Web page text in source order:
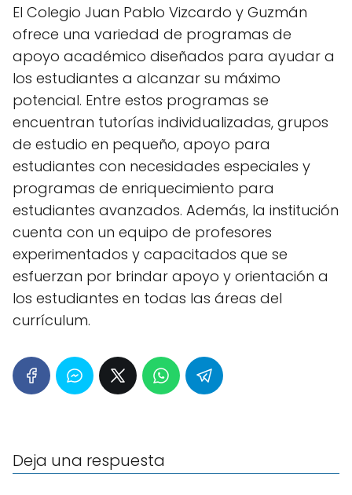
El Colegio Juan Pablo Vizcardo y Guzmán
ofrece una variedad de programas de
apoyo académico diseñados para ayudar a
los estudiantes a alcanzar su máximo
potencial. Entre estos programas se
encuentran tutorías individualizadas, grupos
de estudio en pequeño, apoyo para
estudiantes con necesidades especiales y
programas de enriquecimiento para
estudiantes avanzados. Además, la institución
cuenta con un equipo de profesores
experimentados y capacitados que se
esfuerzan por brindar apoyo y orientación a
los estudiantes en todas las áreas del
currículum.
Deja una respuesta